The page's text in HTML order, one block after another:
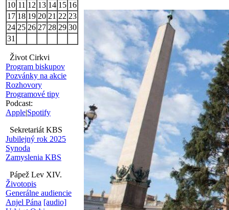
10 11 12 13 14 15 16
17 18 19 20 21 22 23
24 25 26 27 28 29 30
31
Život Cirkvi
Program biskupov
Pozvánky na akcie
Rozhovory
Programové tipy
Podcast:
Apple|Spotify
Sekretariát KBS
Jubilejný rok 2025
Synoda
Zamyslenia KBS
Pápež Lev XIV.
Životopis
Generálne audiencie
Anjel Pána [audio]